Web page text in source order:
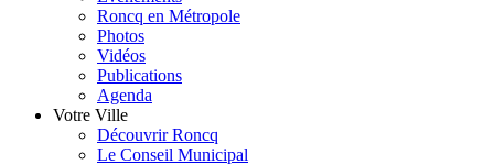
Roncq en Métropole
Photos
Vidéos
Publications
Agenda
Votre Ville
Découvrir Roncq
Le Conseil Municipal